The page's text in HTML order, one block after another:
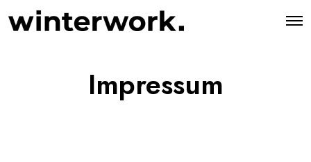
O
Impressum